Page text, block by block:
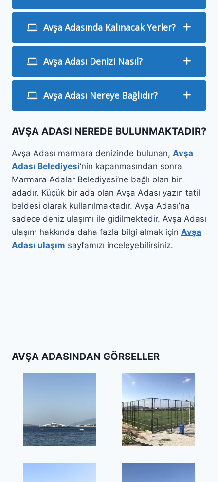
Avşa Adasında Kalınacak Yerler?
Avşa Adası Denizi Nasıl?
Avşa Adası Nereye Bağlıdır?
AVŞA ADASI NEREDE BULUNMAKTADIR?
Avşa Adası marmara denizinde bulunan, Avşa
Adası Belediyesi‘nin kapanmasından sonra
Marmara Adalar Belediyesi’ne bağlı olan bir
adadır. Küçük bir ada olan Avşa Adası yazın tatil
beldesi olarak kullanılmaktadır. Avşa Adası’na
sadece deniz ulaşımı ile gidilmektedir. Avşa Adası
ulaşım hakkında daha fazla bilgi almak için Avşa
Adası ulaşım sayfamızı inceleyebilirsiniz.
AVŞA ADASINDAN GÖRSELLER